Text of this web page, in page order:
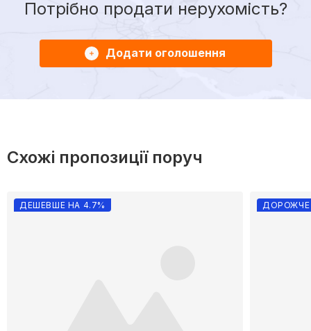
Потрібно продати нерухомість?
Додати оголошення
Схожі пропозиції поруч
ДЕШЕВШЕ НА 4.7% ДОРОЖЧЕ